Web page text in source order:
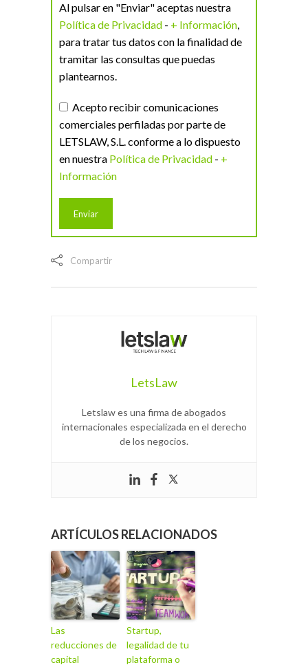
Al pulsar en "Enviar" aceptas nuestra
Política de Privacidad - + Información,
para tratar tus datos con la finalidad de
tramitar las consultas que puedas
plantearnos.
Acepto recibir comunicaciones
comerciales perfiladas por parte de
LETSLAW, S.L. conforme a lo dispuesto
en nuestra Política de Privacidad - +
Información
Compartir
LetsLaw
Letslaw es una firma de abogados
internacionales especializada en el derecho
de los negocios.
ARTÍCULOS RELACIONADOS
Las
reducciones de
capital
Startup,
legalidad de tu
plataforma o